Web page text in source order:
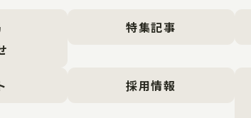
特集記事
採用情報